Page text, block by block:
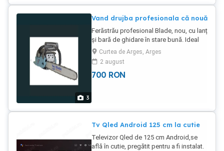
3
Vand drujba profesionala că nouă
Ferăstrău profesional Blade, nou, cu lanț
și bară de ghidare în stare bună. Ideal
pentru lucrări de tăiere și curățare a
copacilor.
Curtea de Arges, Arges
2 august
700 RON
Tv Qled Android 125 cm la cutie
Televizor Qled de 125 cm Android,se
află în cutie, pregătit pentru a fi instalat.